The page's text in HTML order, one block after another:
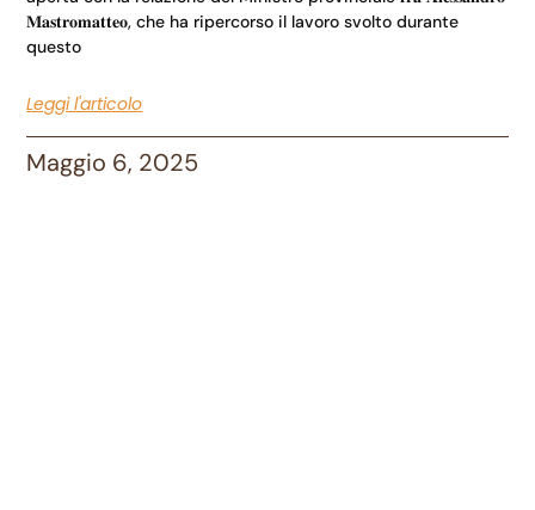
𝐌𝐚𝐬𝐭𝐫𝐨𝐦𝐚𝐭𝐭𝐞𝐨, che ha ripercorso il lavoro svolto durante
questo
Leggi l'articolo
Maggio 6, 2025